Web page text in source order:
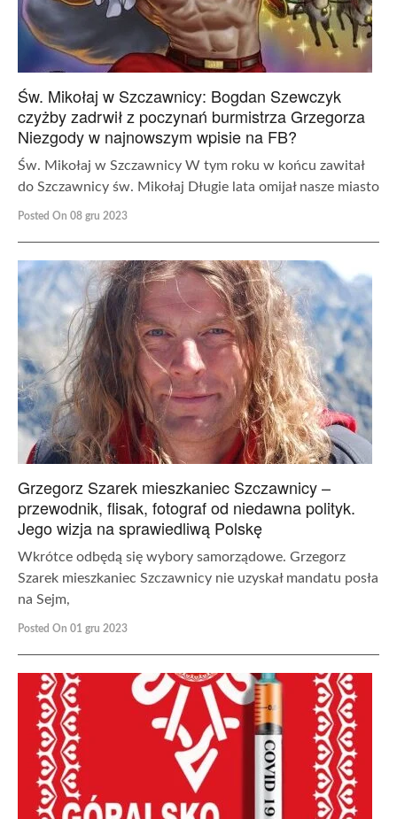
Św. Mikołaj w Szczawnicy: Bogdan Szewczyk
czyżby zadrwił z poczynań burmistrza Grzegorza
Niezgody w najnowszym wpisie na FB?
Św. Mikołaj w Szczawnicy W tym roku w końcu zawitał
do Szczawnicy św. Mikołaj Długie lata omijał nasze miasto
Posted On 08 gru 2023
Grzegorz Szarek mieszkaniec Szczawnicy –
przewodnik, flisak, fotograf od niedawna polityk.
Jego wizja na sprawiedliwą Polskę
Wkrótce odbędą się wybory samorządowe. Grzegorz
Szarek mieszkaniec Szczawnicy nie uzyskał mandatu posła
na Sejm,
Posted On 01 gru 2023